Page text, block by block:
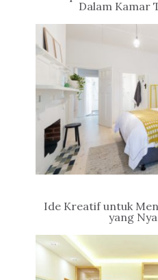
Dalam Kamar
Ide Kreatif untuk
yang